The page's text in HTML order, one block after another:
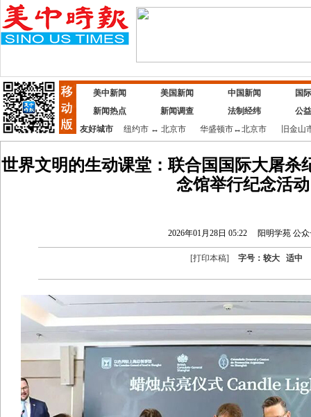
美中新闻 美国新闻 中国新闻
国
新闻热点
新闻调查 法制经纬
公
友好城市
纽约市↔ 北京市 华盛顿市↔北京市 旧金山
世界文明的生动课堂：联合国国际大屠杀
念馆举行纪念活动
2026年01月28日 05:22 阳明学苑 公
[打印本稿] 字号： 较大 适中